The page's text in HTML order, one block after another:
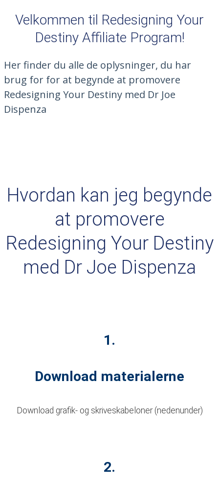
Velkommen til Redesigning Your
Destiny Affiliate Program!
Her finder du alle de oplysninger, du har
brug for for at begynde at promovere
Redesigning Your Destiny med Dr Joe
Dispenza
Hvordan kan jeg begynde
at promovere
Redesigning Your Destiny
med Dr Joe Dispenza
1.
Download materialerne
Download grafik- og skriveskabeloner (nedenunder)
2.